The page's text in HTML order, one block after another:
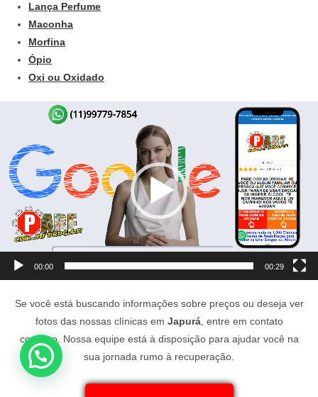
Lança Perfume
Maconha
Morfina
Ópio
Oxi ou Oxidado
00:00 00:29
Se você está buscando informações sobre preços ou deseja ver
fotos das nossas clínicas em Japurá, entre em contato
conosco. Nossa equipe está à disposição para ajudar você na
sua jornada rumo à recuperação.